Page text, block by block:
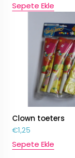
Sepete Ekle
Clown toeters
€1,25
Sepete Ekle